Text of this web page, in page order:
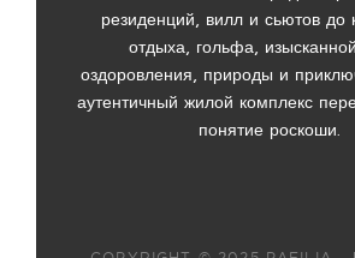
резиденций, вилл и сьютов до
отдыха, гольфа,
оздоровления, природы и
аутентичный жилой комплекс
понятие роскоши.